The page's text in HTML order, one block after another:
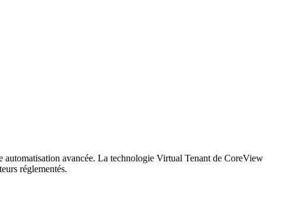
avancée. La technologie Virtual Tenant de CoreView
réglementés.